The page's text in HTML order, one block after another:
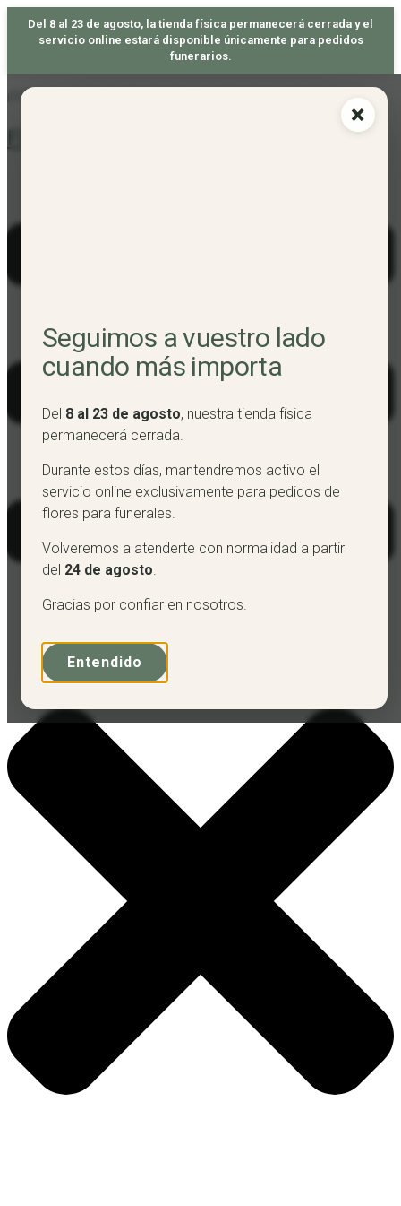
Del 8 al 23 de agosto, la tienda física permanecerá cerrada y el
servicio online estará disponible únicamente para pedidos
funerarios.
×
Seguimos a vuestro lado
cuando más importa
Del 8 al 23 de agosto, nuestra tienda física
permanecerá cerrada.
Durante estos días, mantendremos activo el
servicio online exclusivamente para pedidos de
flores para funerales.
Volveremos a atenderte con normalidad a partir
del 24 de agosto.
Gracias por confiar en nosotros.
Entendido
Skip
¡DISFRUTA DE TU ENVÍO GRATIS A PARTIR DE 50€ DE PEDIDO! 🐝